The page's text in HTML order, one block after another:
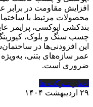
افزایش مقاومت در برابر
محصولات مرتبط با
بندکشی اپوکسی، پرایمر
چسب سنگ و بلوک،
این افزودنی‌ها در
عمر سازه‌های بتنی،
ضروری است.
اخبار شرکت ها
۲۹ اردیبهشت ۱۴۰۴